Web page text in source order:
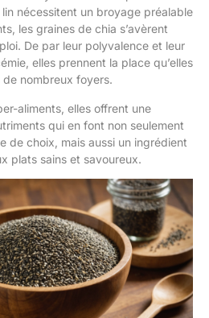
nécessitent un broyage préalable
les graines de chia s’avèrent
De par leur polyvalence et leur
elles prennent la place qu’elles
nombreux foyers.
aliments, elles offrent une
qui en font non seulement
de choix, mais aussi un ingrédient
plats sains et savoureux.